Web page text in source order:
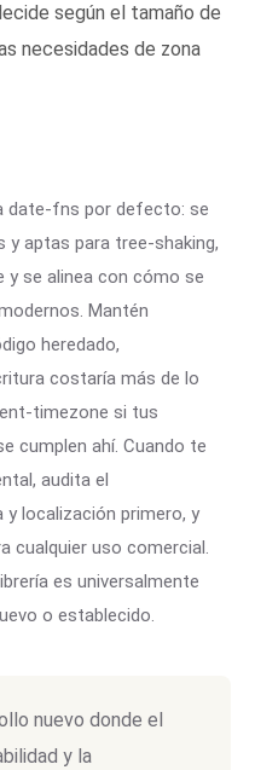
según el tamaño de
necesidades de zona
date-fns por defecto: se
aptas para tree-shaking,
se alinea con cómo se
Mantén
heredado,
costaría más de lo
timezone si tus
cumplen ahí. Cuando te
audita el
localización primero, y
cualquier uso comercial.
es universalmente
o establecido.
nuevo donde el
y la